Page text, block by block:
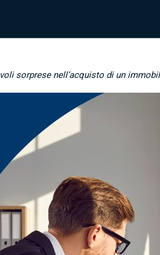
sorprese nell’acquisto di un